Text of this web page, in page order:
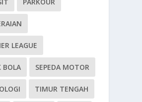
LEAGUE
BOLA SEPEDA MOTOR
TIMUR TENGAH